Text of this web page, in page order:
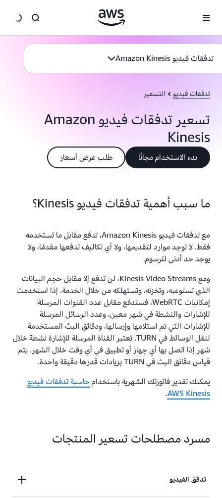
تدفقات فيديو Amazon Kinesis
تدفقات فيديو التسعير
تسعير تدفقات فيديو Amazon
Kinesis
بدء الاستخدام مجانًا طلب عرض أسعار
ما سبب أهمية تدفقات فيديو Kinesis؟
مع تدفقات فيديو Amazon Kinesis، تدفع مقابل ما تستخدمه
فقط. لا توجد موارد لتقديمها، ولا أي تكاليف تدفعها مقدمًا، ولا
يوجد حد أدنى للرسوم.
ومع Kinesis Video Streams، لن تدفع إلا مقابل حجم البيانات
الذي تستوعبه، وتخزنه، وتستهلكه من خلال الخدمة. إذا استخدمت
إمكانيات WebRTC، فستدفع مقابل عدد القنوات المرسلة
للإشارات والنشطة في شهر معين، وعدد الرسائل المرسلة
للإشارات التي تم استلامها وإرسالها، ودقائق البث المستخدمة
لنقل الوسائط في TURN. تعتبر القناة المرسلة للإشارة نشطة خلال
شهر إذا اتصل بها أي جهاز أو تطبيق في أي وقت خلال الشهر. يتم
قياس دقائق البث في TURN بزيادات قدرها دقيقة واحدة.
يمكنك تقدير فاتورتك الشهرية باستخدامحاسبة تدفقات فيديو
AWS Kinesis
.
مسرد مصطلحات تسعير المنتجات
تدفق الفيديو